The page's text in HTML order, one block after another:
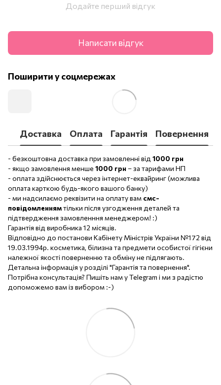
Додайте перший відгук
Написати відгук
Поширити у соцмережах
Доставка Оплата Гарантія Повернення
- безкоштовна доставка при замовленні від 1000 грн
- якщо замовлення менше 1000 грн– за тарифами НП
- оплата здійснюється через інтернет-еквайринг (можлива
оплата карткою будь-якого вашого банку)
- ми надсилаємо реквізити на оплату вам смс-
повідомленнямтільки після узгодження деталей та
підтвердження замовленння менеджером! :)
Гарантія від виробника 12 місяців.
Відповідно до постанови Кабінету Міністрів України №172 від
19.03.1994р. косметика, білизна та предмети особистої гігієни
належної якості поверненню та обміну не підлягають.
Детальна інформація у розділі "Гарантія та повернення".
Потрібна консультація? Пишіть нам у Telegram і ми з радістю
допоможемо вам із вибором :-)